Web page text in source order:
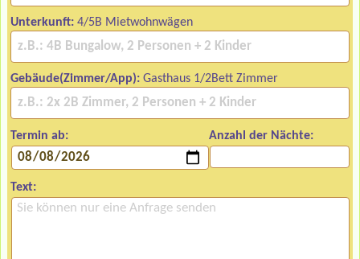
Unterkunft: 4/5B Mietwohnwägen
Gebäude(Zimmer/App): Gasthaus 1/2Bett Zimmer
Termin ab: Anzahl der Nächte:
Text: